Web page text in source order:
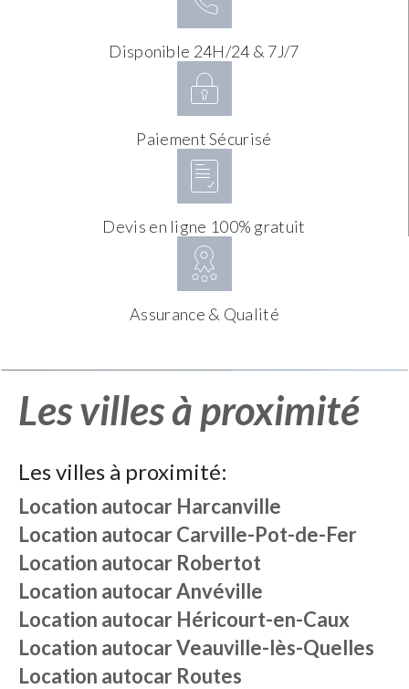
Disponible 24H/24 & 7J/7
Paiement Sécurisé
Devis en ligne 100% gratuit
Assurance & Qualité
Les villes à proximité
Les villes à proximité:
Location autocar Harcanville
Location autocarCarville-Pot-de-Fer
Location autocar Robertot
Location autocarAnvéville
Location autocar Héricourt-en-Caux
Location autocarVeauville-lès-Quelles
Location autocar Routes